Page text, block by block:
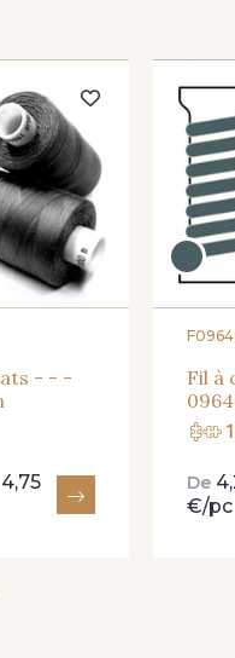
- - -
4,75
Fil à
De
€/pc